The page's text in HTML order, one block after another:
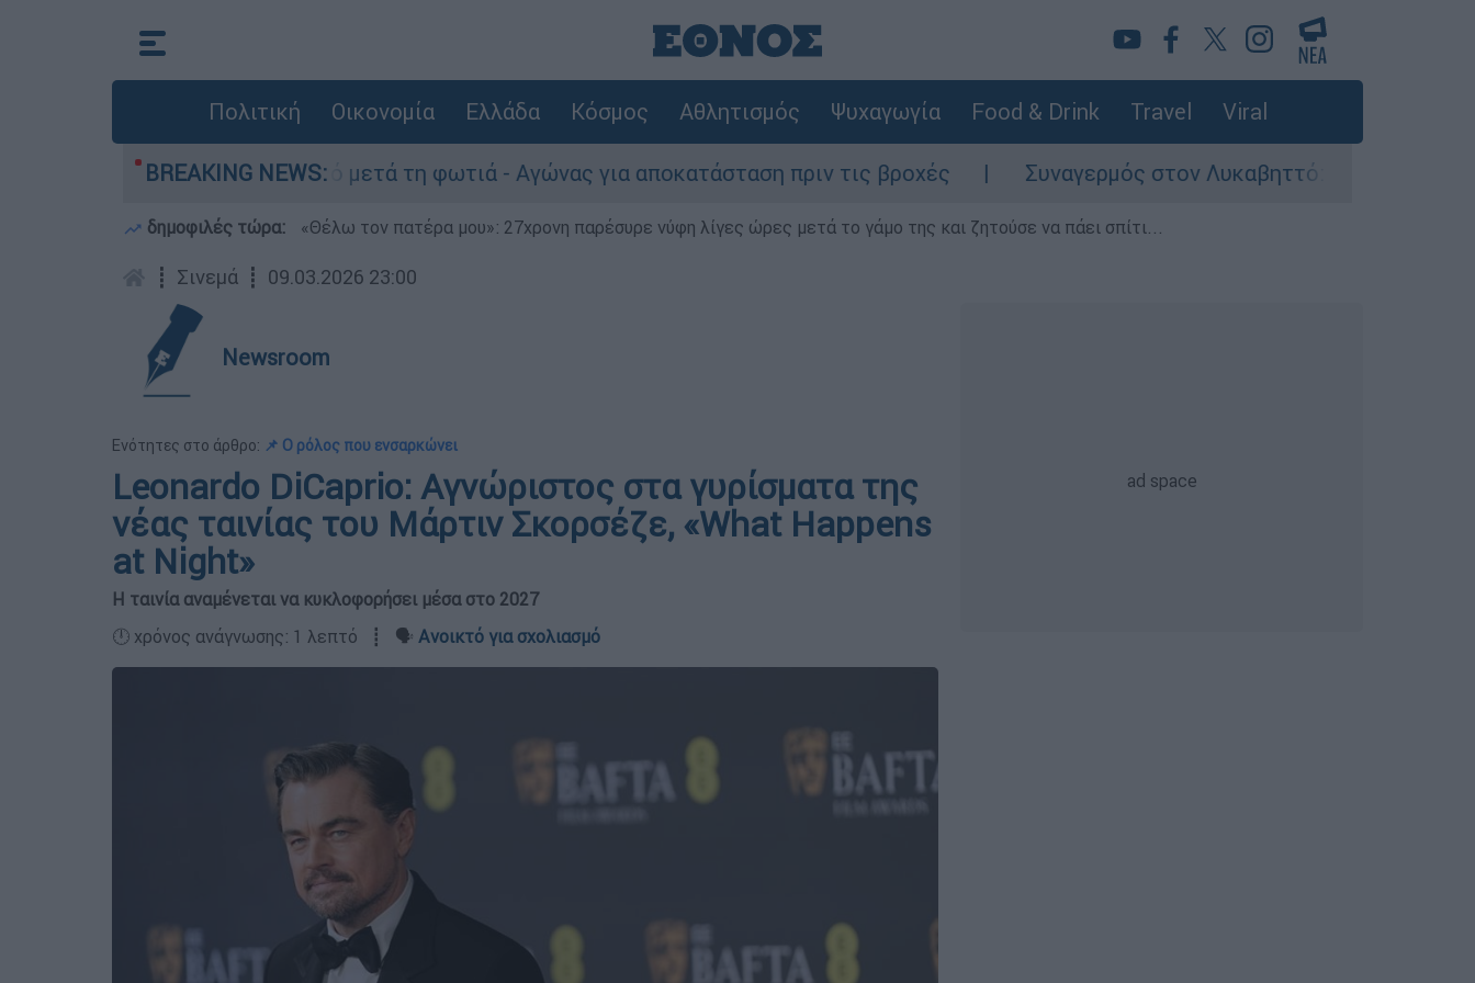
Πολιτική Οικονομία Ελλάδα Κόσμος Αθλητισμός Ψυχαγωγία Food & Drink Travel Viral
BREAKING NEWS:
στο Πόρτο Γερμανό μετά τη φωτιά - Αγώνας για αποκατάσταση πριν τις βροχές Συναγερμός στον Λυκαβηττό: Σορός σε
δημοφιλές τώρα: «Θέλω τον πατέρα μου»: 27χρονη παρέσυρε νύφη λίγες ώρες μετά το γάμο της και ζητούσε να πάει σπίτι...
┋ Σινεμά ┋ 09.03.2026 23:00
Newsroom
Ενότητες στο άρθρο: 📌 Ο ρόλος που ενσαρκώνει
Leonardo DiCaprio: Αγνώριστος στα γυρίσματα της
νέας ταινίας του Μάρτιν Σκορσέζε, «What Happens
at Night»
Η ταινία αναμένεται να κυκλοφορήσει μέσα στο 2027
🕛 χρόνος ανάγνωσης: 1 λεπτό ┋ 🗣️ Ανοικτό για σχολιασμό